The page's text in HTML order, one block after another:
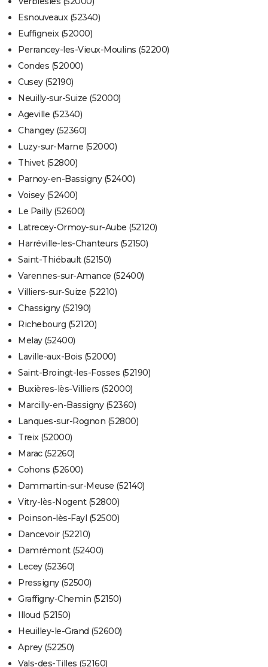
Esnouveaux (52340)
Euffigneix (52000)
Perrancey-les-Vieux-Moulins (52200)
Condes (52000)
Cusey (52190)
Neuilly-sur-Suize (52000)
Ageville (52340)
Changey (52360)
Luzy-sur-Marne (52000)
Thivet (52800)
Parnoy-en-Bassigny (52400)
Voisey (52400)
Le Pailly (52600)
Latrecey-Ormoy-sur-Aube (52120)
Harréville-les-Chanteurs (52150)
Saint-Thiébault (52150)
Varennes-sur-Amance (52400)
Villiers-sur-Suize (52210)
Chassigny (52190)
Richebourg (52120)
Melay (52400)
Laville-aux-Bois (52000)
Saint-Broingt-les-Fosses (52190)
Buxières-lès-Villiers (52000)
Marcilly-en-Bassigny (52360)
Lanques-sur-Rognon (52800)
Treix (52000)
Marac (52260)
Cohons (52600)
Dammartin-sur-Meuse (52140)
Vitry-lès-Nogent (52800)
Poinson-lès-Fayl (52500)
Dancevoir (52210)
Damrémont (52400)
Lecey (52360)
Pressigny (52500)
Graffigny-Chemin (52150)
Illoud (52150)
Heuilley-le-Grand (52600)
Aprey (52250)
Vals-des-Tilles (52160)